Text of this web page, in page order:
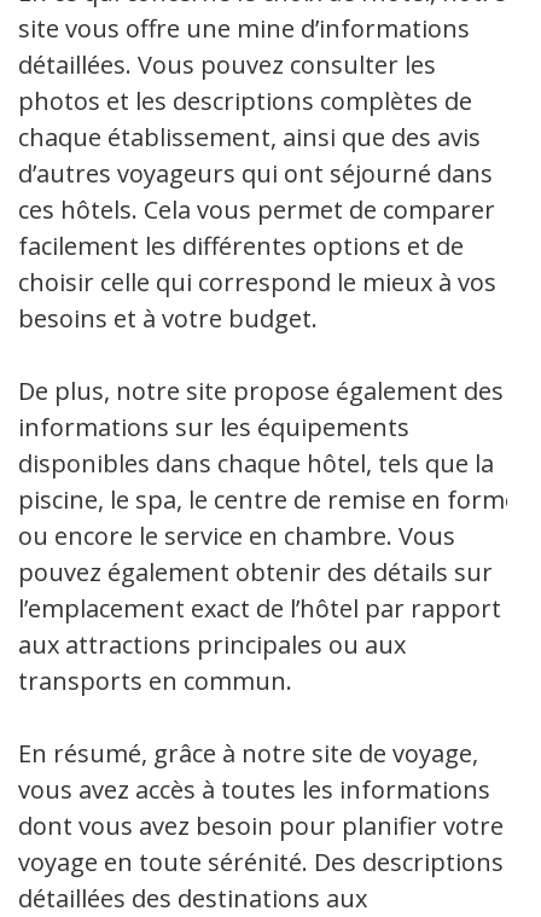
site vous offre une mine d’informations
détaillées. Vous pouvez consulter les
photos et les descriptions complètes de
chaque établissement, ainsi que des avis
d’autres voyageurs qui ont séjourné dans
ces hôtels. Cela vous permet de comparer
facilement les différentes options et de
choisir celle qui correspond le mieux à vos
besoins et à votre budget.
De plus, notre site propose également des
informations sur les équipements
disponibles dans chaque hôtel, tels que la
piscine, le spa, le centre de remise en forme
ou encore le service en chambre. Vous
pouvez également obtenir des détails sur
l’emplacement exact de l’hôtel par rapport
aux attractions principales ou aux
transports en commun.
En résumé, grâce à notre site de voyage,
vous avez accès à toutes les informations
dont vous avez besoin pour planifier votre
voyage en toute sérénité. Des descriptions
détaillées des destinations aux